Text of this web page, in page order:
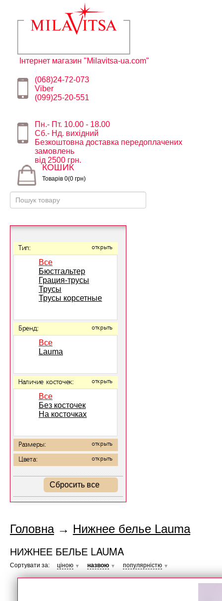
Інтернет магазин "Milavitsa-ua.com"
(068)24-72-073
Viber
(099)25-20-551
Пн.- Пт. 10.00 - 18.00
Сб.- Нд. вихідний
Безкоштовна доставка передоплачених
замовлень
від 2500 грн.
КОШИК
Товарів 0(0 грн)
Тип: открыть
Все
Бюстгальтер
Грация-трусы
Трусы
Трусы корсетные
Бренд: открыть
Все
Lauma
Наличие косточек: открыть
Все
Без косточек
На косточках
Размеры: открыть
Цвета: открыть
Сбросить все
Головна→ Нижнее белье Lauma
НИЖНЕЕ БЕЛЬЕ LAUMA
Сортувати за: ціною ▼ назвою ▼ популярністю ▼